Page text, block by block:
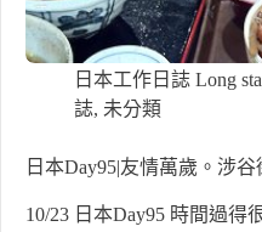
日本工作日誌 Long
誌, 未分類
日本Day95|友情萬歲。涉
10/23 日本Day95 時間過得